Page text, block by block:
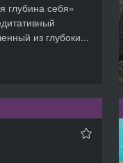
глубина себя»
из глубоки...